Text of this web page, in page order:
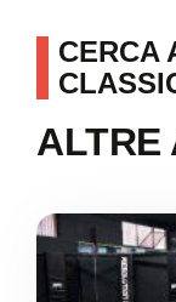
CERCA
ALTRE